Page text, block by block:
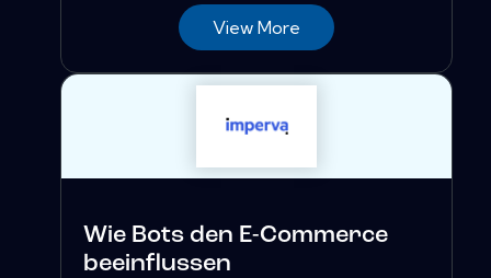
View More
Wie Bots den E-Commerce
beeinflussen